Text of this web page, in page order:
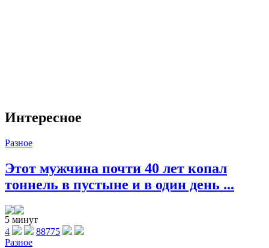
Интересное
Разное
Этот мужчина почти 40 лет копал
тоннель в пустыне и в один день ...
5 минут
4
88775
Разное